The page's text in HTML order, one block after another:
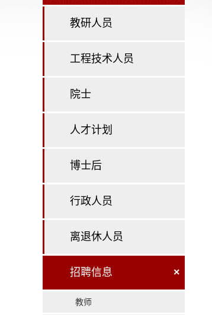
教研人员
工程技术人员
院士
人才计划
博士后
行政人员
离退休人员
招聘信息 ×
教师